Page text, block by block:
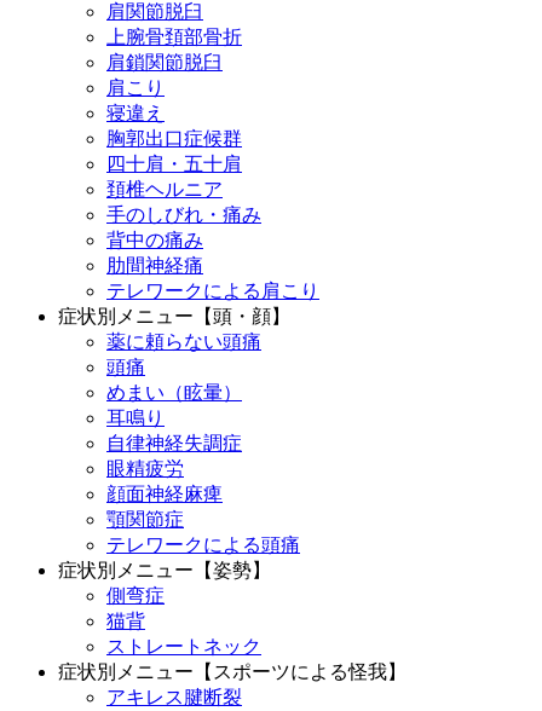
肩関節脱臼
上腕骨頚部骨折
肩鎖関節脱臼
肩こり
寝違え
胸郭出口症候群
四十肩・五十肩
頚椎ヘルニア
手のしびれ・痛み
背中の痛み
肋間神経痛
テレワークによる肩こり
症状別メニュー【頭・顔】
薬に頼らない頭痛
頭痛
めまい（眩暈）
耳鳴り
自律神経失調症
眼精疲労
顔面神経麻痺
顎関節症
テレワークによる頭痛
症状別メニュー【姿勢】
側弯症
猫背
ストレートネック
症状別メニュー【スポーツによる怪我】
アキレス腱断裂